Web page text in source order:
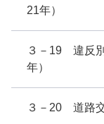
21年）
３－19 違反
年）
３－20 道路